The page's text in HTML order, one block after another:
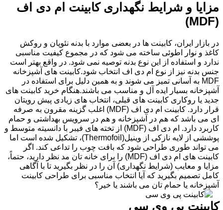
مزایا و شرایط نگهداری کابینت ام دی اف
(MDF)
در بازار ایران، کابینت ها در بعضی موارد با بدنه نئوپان و روکش
کاغذ و نوار اطوئی ساخته می شود که در مجموع کیفیت مناسبی
ندارد و استفاده از این نوع بدنه توصیه نمی شود. در واقع بهتر است
جنس بدنه نیز از نوع ام دی اف انتخاب شود.کابینت های آشپزخانه
MDF به آسانی تمیز می شوند و به همین دلیل برای استفاده در
آشپزخانه بسیار ایده آل و مناسب می باشند.هنگام خرید کابینت های
جدید یا روکاری کابینت های قبلی، انتخاب های زیادی پیش رویتان
قرار دارد. کابینت ام دی اف (MDF) اغلب گزینه مقرون به صرفه
ای می باشد که هم در آشپزخانه و هم در سرویس بهداشتی و حمام
کاربرد دارد. ام دی اف (MDF) از تخته های فیبر با دانسیته متوسط و
پوششی از لایه نازکی از وینیل(Thermofoil)، تشکیل شده است اما
می تواند طوری طراحی شود که بافت چوب را تداعی کند. اگر
کابینت های ام دی اف (MDF) را برای خانه تان مد نظر دارید، حتماً،
مزایا و معایب (شرایط نگهداری) آن را در نظر بگیرید تا با آگاهی
کامل تصمیم بگیرید که آیا انتخاب مناسبی برای طراحی کابینت
آشپزخانه یا حمام تان می باشند یا خیر؟
کابینت پی وی سی